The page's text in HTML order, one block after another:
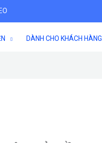
DÀNH CHO KHÁCH HÀNG